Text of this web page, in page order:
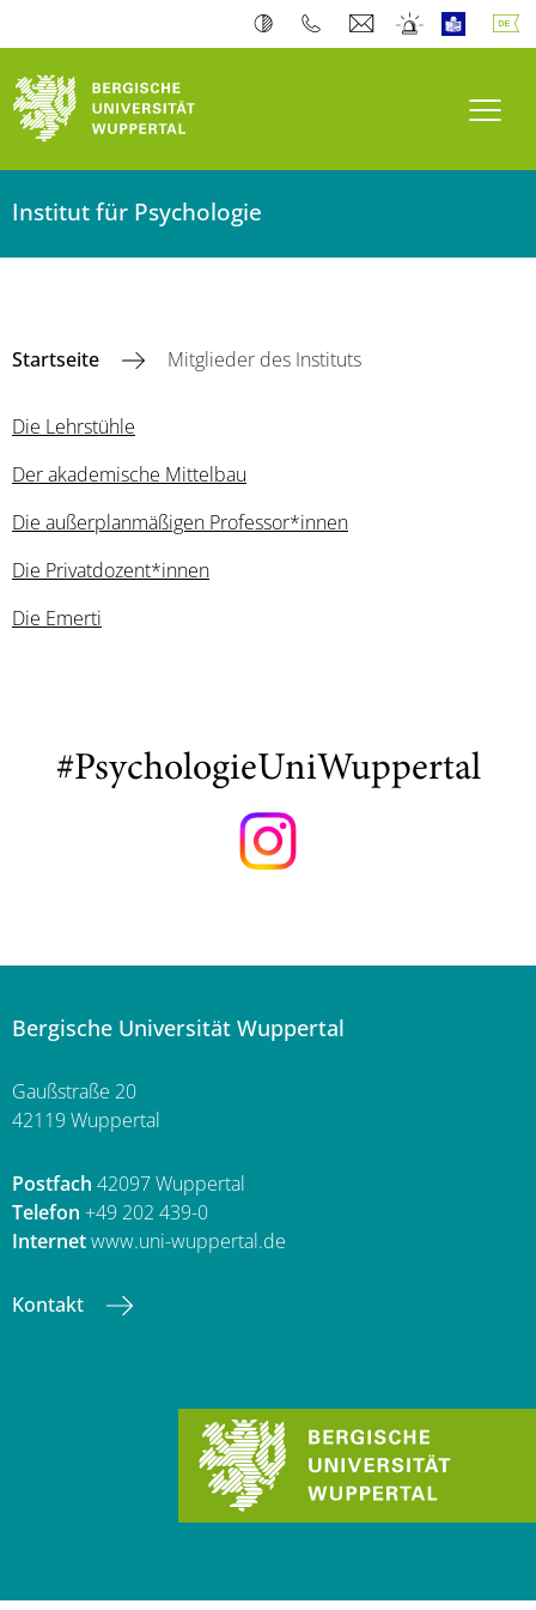
Institut für Psychologie
Startseite Mitglieder des Instituts
Die Lehrstühle
Der akademische Mittelbau
Die außerplanmäßigen Professor*innen
Die Privatdozent*innen
Die Emerti
#PsychologieUniWuppertal
Bergische Universität Wuppertal
Gaußstraße 20
42119 Wuppertal
Postfach 42097 Wuppertal
Telefon +49 202 439-0
Internetwww.uni-wuppertal.de
Kontakt